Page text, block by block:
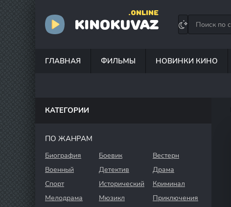
KINOKUVAZ
.ONLINE
ГЛАВНАЯ ФИЛЬМЫ НОВИНКИ КИНО
КАТЕГОРИИ
ПО ЖАНРАМ
Биография Боевик
Вестерн
Военный
Детектив
Драма
Спорт
Исторический
Криминал
Мелодрама
Мюзикл
Приключения